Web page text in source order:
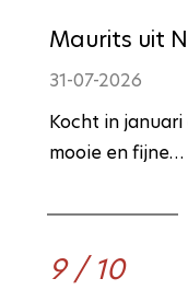
Maurits uit
31-07-2026
Kocht in
mooie en fijne…
9 / 10